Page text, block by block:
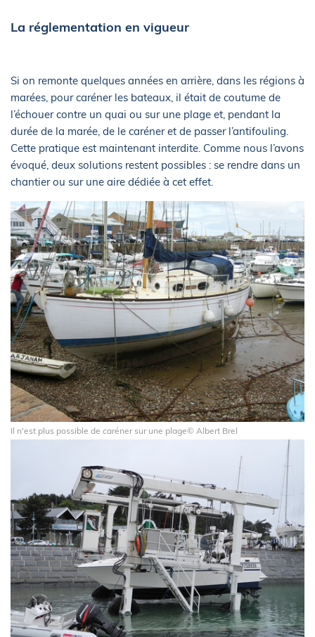
La réglementation en vigueur
Si on remonte quelques années en arrière, dans les régions à
marées, pour caréner les bateaux, il était de coutume de
l’échouer contre un quai ou sur une plage et, pendant la
durée de la marée, de le caréner et de passer l’antifouling.
Cette pratique est maintenant interdite. Comme nous l’avons
évoqué, deux solutions restent possibles : se rendre dans un
chantier ou sur une aire dédiée à cet effet.
Il n'est plus possible de caréner sur une plage© Albert Brel